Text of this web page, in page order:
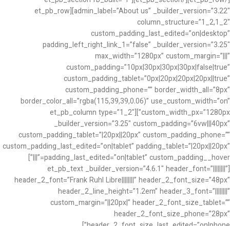
admin_label=”About us” _builder_version=”3.22″][et_pb_row
column_structure=”1_2,1_2″
custom_padding_last_edited=”on|desktop”
padding_left_right_link_1=”false” _builder_version=”3.25″
max_width=”1280px” custom_margin=”|||”
custom_padding=”10px|30px|30px|30px|false|true”
custom_padding_tablet=”0px|20px|20px|20px||true”
custom_padding_phone=”” border_width_all=”8px”
border_color_all=”rgba(115,39,39,0.06)” use_custom_width=”on”
custom_width_px=”1280px”][et_pb_column type=”1_2″
_builder_version=”3.25″ custom_padding=”6vw|||40px”
custom_padding_tablet=”|20px||20px” custom_padding_phone=””
custom_padding_last_edited=”on|tablet” padding_tablet=”|20px||20px”
padding_last_edited=”on|tablet” custom_padding__hover=”|||”]
[et_pb_text _builder_version=”4.6.1″ header_font=”||||||||”
header_2_font=”Frank Ruhl Libre||||||||” header_2_font_size=”48px”
header_2_line_height=”1.2em” header_3_font=”||||||||”
custom_margin=”||20px|” header_2_font_size_tablet=””
header_2_font_size_phone=”28px”